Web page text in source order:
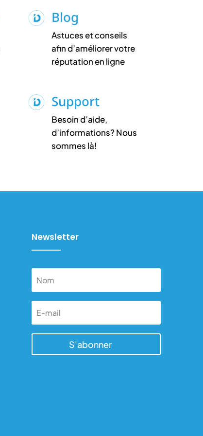
Blog
Astuces et conseils
afin d’améliorer votre
réputation en ligne
Support
Besoin d’aide,
d’informations? Nous
sommes là!
Newsletter
S'abonner